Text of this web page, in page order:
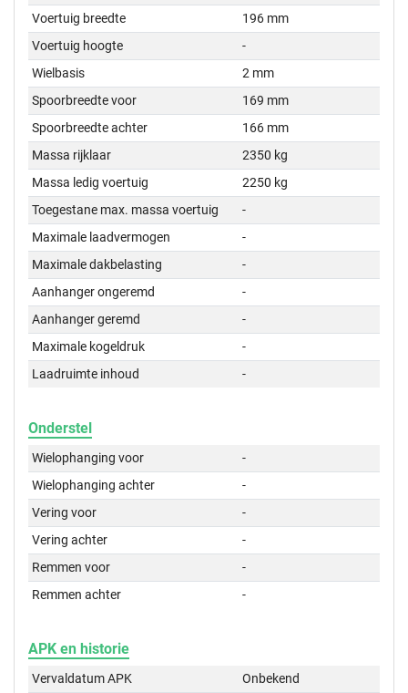
Voertuig breedte
196 mm
Voertuig hoogte
-
Wielbasis
2 mm
Spoorbreedte voor
169 mm
Spoorbreedte achter
166 mm
Massa rijklaar
2350 kg
Massa ledig voertuig
2250 kg
Toegestane max. massa voertuig
-
Maximale laadvermogen
-
Maximale dakbelasting
-
Aanhanger ongeremd
-
Aanhanger geremd
-
Maximale kogeldruk
-
Laadruimte inhoud
-
Onderstel
Wielophanging voor
-
Wielophanging achter
-
Vering voor
-
Vering achter
-
Remmen voor
-
Remmen achter
-
APK en historie
Vervaldatum APK Onbekend